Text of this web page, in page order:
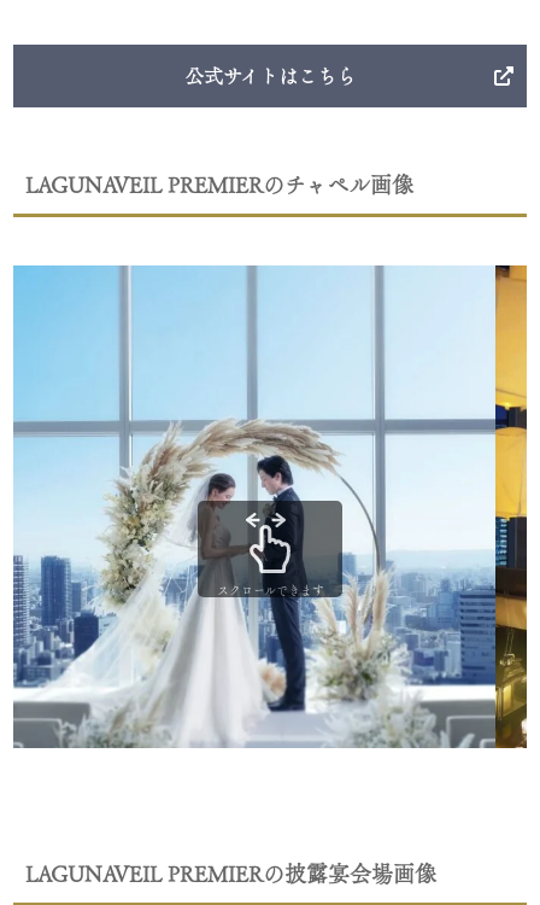
公式サイトはこちら
LAGUNAVEIL PREMIERのチャペル画像
スクロールできます
LAGUNAVEIL PREMIERの披露宴会場画像